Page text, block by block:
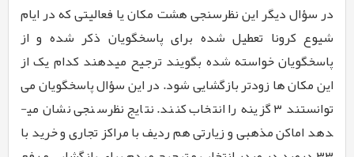
در سؤال دیگر این نظرسنجی هشت مکان یا فعالیتی که در ایام
شیوع کرونا تعطیل شده برای پاسخگویان ذکر شده و از
پاسخگویان خواسته شده بگویند ترجیح می­دهند کدام یک از
این مکان ها زودتر بازگشایی شود. در این سؤال پاسخگویان می
توانستند ۳ گزینه را انتخاب کنند. نتایج نظرسنجی نشان می­
دهد اماکن مذهبی و زیارتی هم ردیف با مراکز تجاری و خرید با